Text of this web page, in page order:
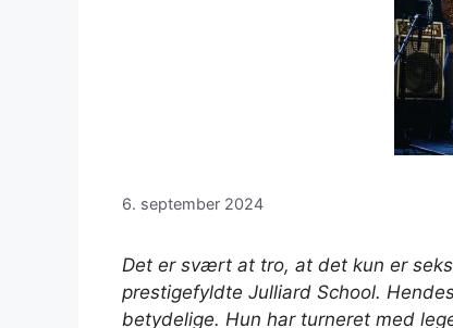
6. september 2024
Det er svært at tro, at det kun er
prestigefyldte Julliard School.
betydelige. Hun har turneret med